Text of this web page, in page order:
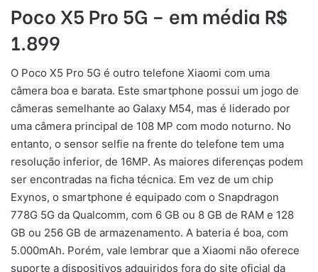
Poco X5 Pro 5G – em média R$
1.899
O Poco X5 Pro 5G é outro telefone Xiaomi com uma
câmera boa e barata. Este smartphone possui um jogo de
câmeras semelhante ao Galaxy M54, mas é liderado por
uma câmera principal de 108 MP com modo noturno. No
entanto, o sensor selfie na frente do telefone tem uma
resolução inferior, de 16MP. As maiores diferenças podem
ser encontradas na ficha técnica. Em vez de um chip
Exynos, o smartphone é equipado com o Snapdragon
778G 5G da Qualcomm, com 6 GB ou 8 GB de RAM e 128
GB ou 256 GB de armazenamento. A bateria é boa, com
5.000mAh. Porém, vale lembrar que a Xiaomi não oferece
suporte a dispositivos adquiridos fora do site oficial da